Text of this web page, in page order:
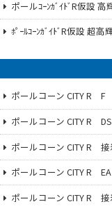
ポールｺｰﾝｶﾞｲﾄﾞR仮設 高
ﾎﾟｰﾙｺｰﾝｶﾞｲﾄﾞR仮設 超高
ポールコーン CITY R F
ポールコーン CITY R DS
ポールコーン CITY R 接
ポールコーン CITY R EA
ポールコーン CITY R 接